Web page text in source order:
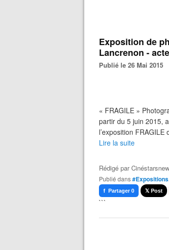
Exposition de
Lancrenon -
Publié le 26 Mai 2015
« FRAGILE »
partir du 5 juin 2015,
l’exposition
Lire la suite
Rédigé par
Publié dans#Expositions
f Partager 0 𝕏 Post
```